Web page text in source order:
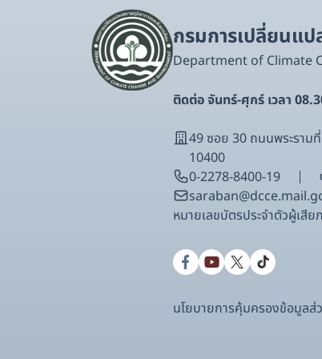
กรมการเปลี่ยนแ
Department of Climate
ติดต่อ จันทร์-ศุกร์ เวลา
49 ซอย 30 ถนนพระราม
10400
0-2278-8400-19
หมายเลขบัตรประจําตัวผู้เสี
นโยบายการคุ้มครองข้อมูล